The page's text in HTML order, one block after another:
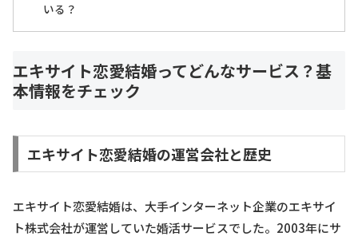
いる？
エキサイト恋愛結婚ってどんなサービス？基
本情報をチェック
エキサイト恋愛結婚の運営会社と歴史
エキサイト恋愛結婚は、大手インターネット企業のエキサイ
ト株式会社が運営していた婚活サービスでした。2003年にサ